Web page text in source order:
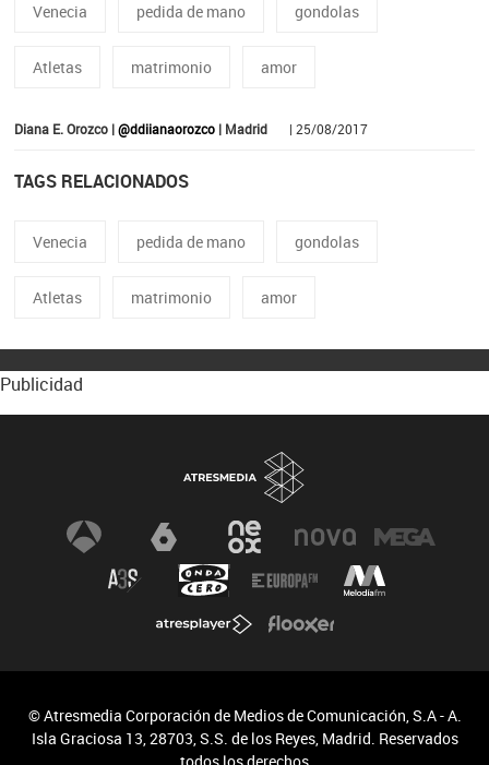
Venecia pedida de mano gondolas
Atletas matrimonio amor
Diana E. Orozco |@ddiianaorozco| Madrid | 25/08/2017
TAGS RELACIONADOS
Venecia pedida de mano gondolas
Atletas matrimonio amor
Publicidad
© Atresmedia Corporación de Medios de Comunicación, S.A - A.
Isla Graciosa 13, 28703, S.S. de los Reyes, Madrid. Reservados